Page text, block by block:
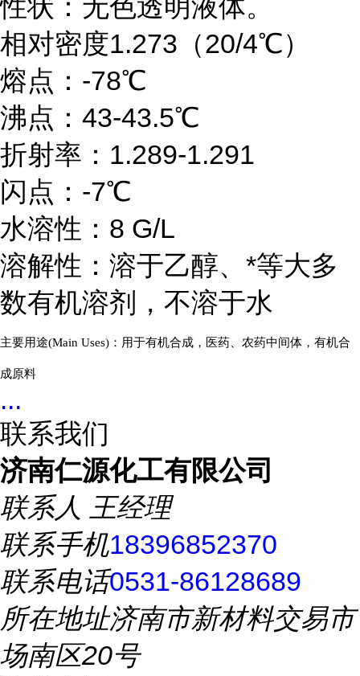
性状：无色透明液体。
相对密度1.273（20/4℃）
熔点：-78℃
沸点：43-43.5℃
折射率：1.289-1.291
闪点：-7℃
水溶性：8 G/L
溶解性：溶于乙醇、*等大多
数有机溶剂，不溶于水
主要用途(Main Uses) ：用于有机合成，医药、农药中间体，有机合
成原料
...
联系我们
济南仁源化工有限公司
联系人 王经理
联系手机18396852370
联系电话0531-86128689
所在地址济南市新材料交易市
场南区20号